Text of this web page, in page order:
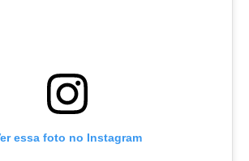
essa foto no Instagram